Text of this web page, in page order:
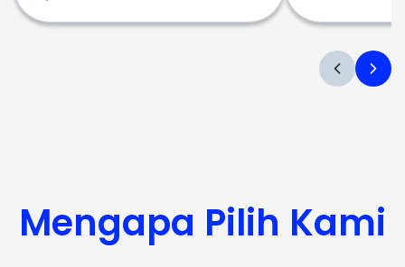
Mengapa Pilih Kami